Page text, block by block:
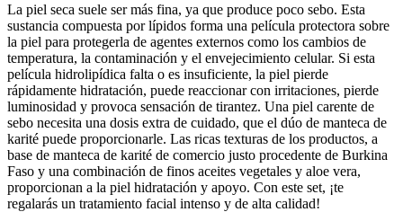
La piel seca suele ser más fina, ya que produce poco sebo. Esta
sustancia compuesta por lípidos forma una película protectora sobre
la piel para protegerla de agentes externos como los cambios de
temperatura, la contaminación y el envejecimiento celular. Si esta
película hidrolipídica falta o es insuficiente, la piel pierde
rápidamente hidratación, puede reaccionar con irritaciones, pierde
luminosidad y provoca sensación de tirantez. Una piel carente de
sebo necesita una dosis extra de cuidado, que el dúo de manteca de
karité puede proporcionarle. Las ricas texturas de los productos, a
base de manteca de karité de comercio justo procedente de Burkina
Faso y una combinación de finos aceites vegetales y aloe vera,
proporcionan a la piel hidratación y apoyo. Con este set, ¡te
regalarás un tratamiento facial intenso y de alta calidad!